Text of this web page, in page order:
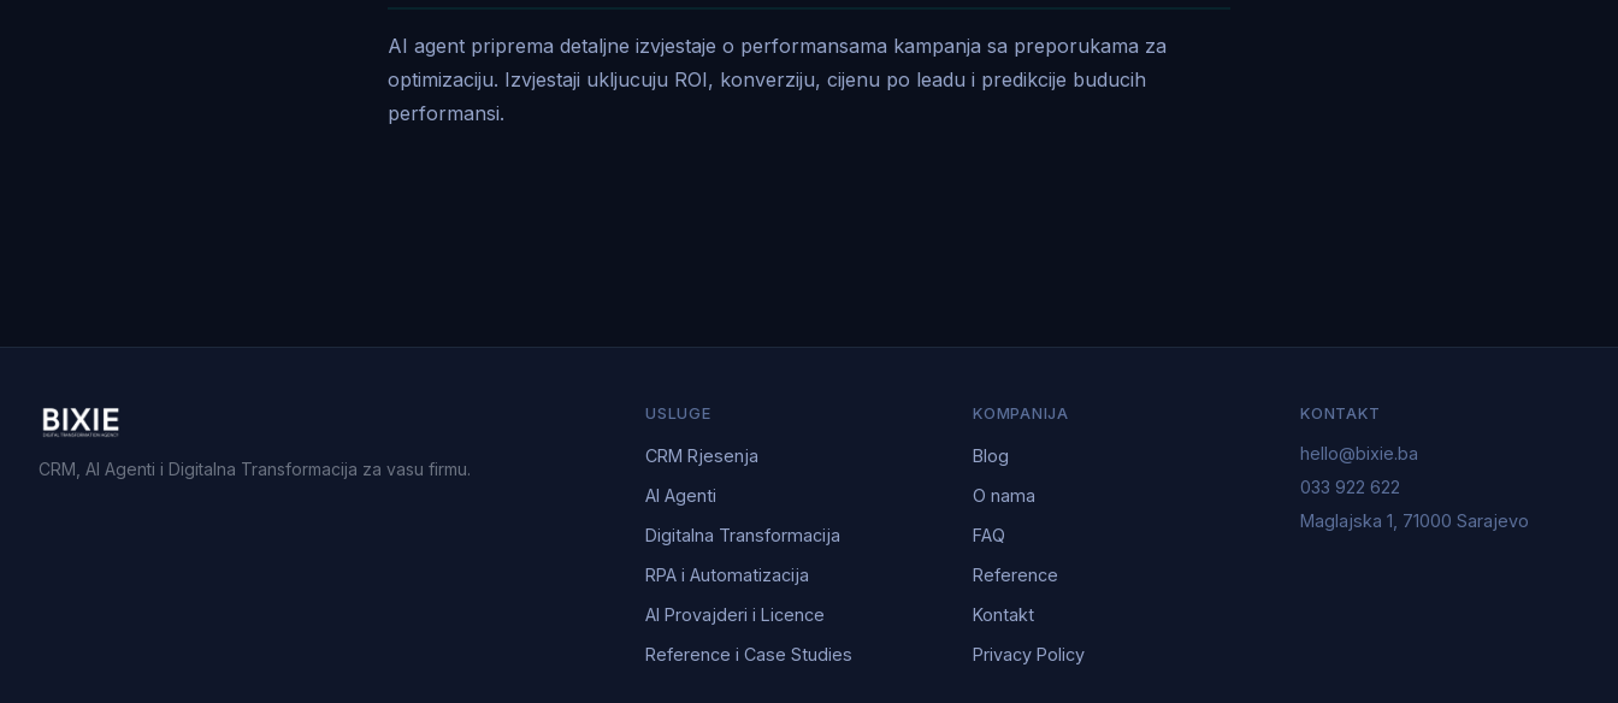
AI agent priprema detaljne izvjestaje o performansama kampanja sa preporukama za
optimizaciju. Izvjestaji ukljucuju ROI, konverziju, cijenu po leadu i predikcije buducih
performansi.
CRM, AI Agenti i Digitalna Transformacija za vasu firmu.
USLUGE
CRM Rjesenja
AI Agenti
Digitalna Transformacija
RPA i Automatizacija
AI Provajderi i Licence
Reference i Case Studies
KOMPANIJA
Blog
O nama
FAQ
Reference
Kontakt
Privacy Policy
KONTAKT
hello@bixie.ba
033 922 622
Maglajska 1, 71000 Sarajevo